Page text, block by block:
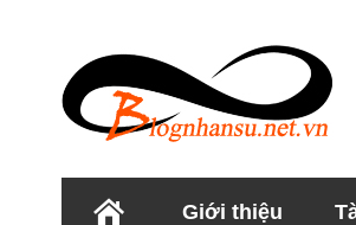
Giới thiệu